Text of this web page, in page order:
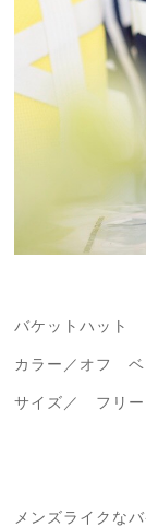
バケットハッ
カラー／オフ
サイズ／ フリー
メンズライクな